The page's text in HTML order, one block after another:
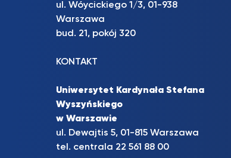
ul. Wóycickiego 1/3, 01-938
Warszawa
bud. 21, pokój 320
KONTAKT
Uniwersytet Kardynała Stefana
Wyszyńskiego
w Warszawie
ul. Dewajtis 5, 01-815 Warszawa
tel. centrala 22 561 88 00